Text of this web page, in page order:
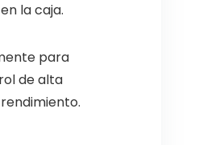
la caja.
para
de alta